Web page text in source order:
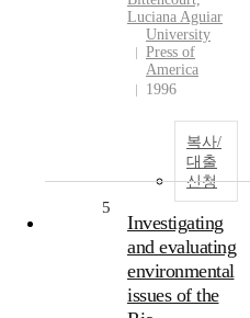
Luciana Aguiar
University
Press of
America
1996
복사/
대출
신청
5
Investigating
and evaluating
environmental
issues of the